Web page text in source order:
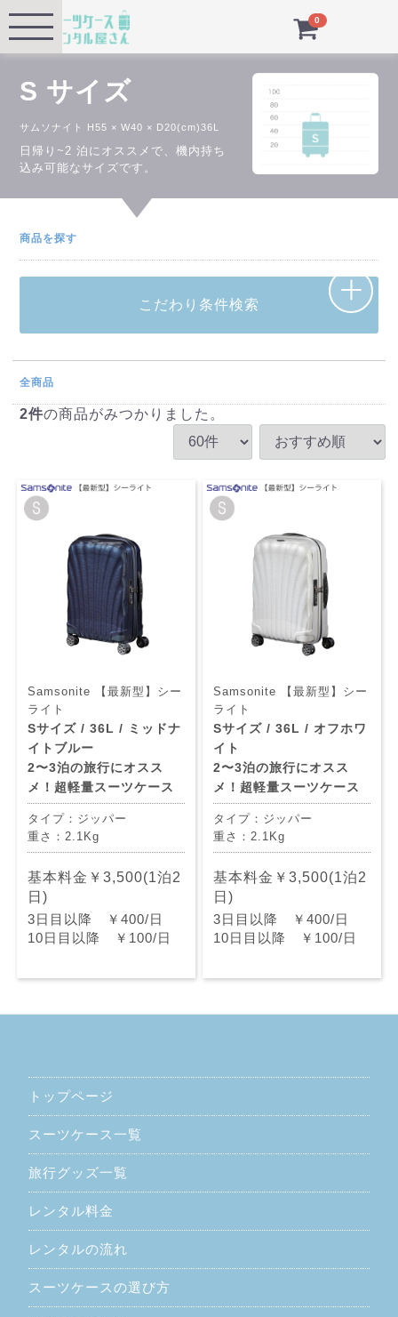
0
S サイズ
サムソナイト H55 × W40 × D20(cm)36L
日帰り~2 泊にオススメで、機内持ち
込み可能なサイズです。
商品を探す
こだわり条件検索
全商品
2件の商品がみつかりました。
Samsonite 【最新型】シー
ライト
Sサイズ / 36L / ミッドナ
イトブルー
2〜3泊の旅行にオスス
メ！超軽量スーツケース
タイプ：ジッパー
重さ：2.1Kg
基本料金￥3,500(1泊2
日)
3日目以降 ￥400/日
10日目以降 ￥100/日
Samsonite 【最新型】シー
ライト
Sサイズ / 36L / オフホワ
イト
2〜3泊の旅行にオスス
メ！超軽量スーツケース
タイプ：ジッパー
重さ：2.1Kg
基本料金￥3,500(1泊2
日)
3日目以降 ￥400/日
10日目以降 ￥100/日
トップページ
スーツケース一覧
旅行グッズ一覧
レンタル料金
レンタルの流れ
スーツケースの選び方